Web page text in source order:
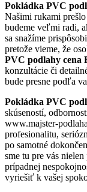
Pokládka PVC
Našimi rukami
budeme veľmi radi,
sa snažíme
pretože vieme, že
PVC podlahy cena
konzultácie či
bude presne podľa
Pokládka PVC
skúseností,
www.majster-
profesionalitu,
po samotné
sme tu pre vás
prípadnej
vyriešiť k vašej